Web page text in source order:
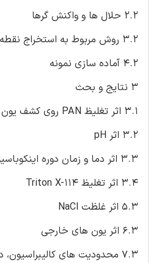
2.2 حلال ها و واکنش گرها
3.2 روش مربوط به استخراج نقطه ابری
4.2 آماده سازی نمونه
3 نتایج و بحث
3.1 اثر تغلیظ PAN روی کشف یون Pb(II)
3.2 اثر pH
3.3 اثر دما و زمان دوره اینکوباسیون
3.4 اثر تغلیظ Triton X-114
5.3 اثر غلظت NaCl
6.3 اثر یون های خارجی
7.3 محدودیت های کالیبراسیون، دقت و آشکارسازی